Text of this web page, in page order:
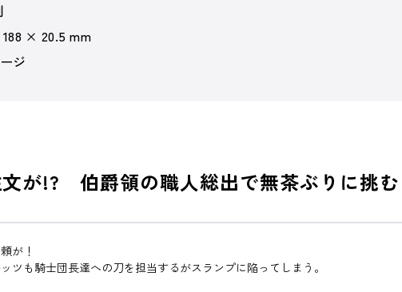
× 20.5 mm
ジ
が!? 伯爵領の職人総出で無茶ぶりに挑
が！
ツも騎士団長達への刀を担当するがスランプに陥ってしまう。